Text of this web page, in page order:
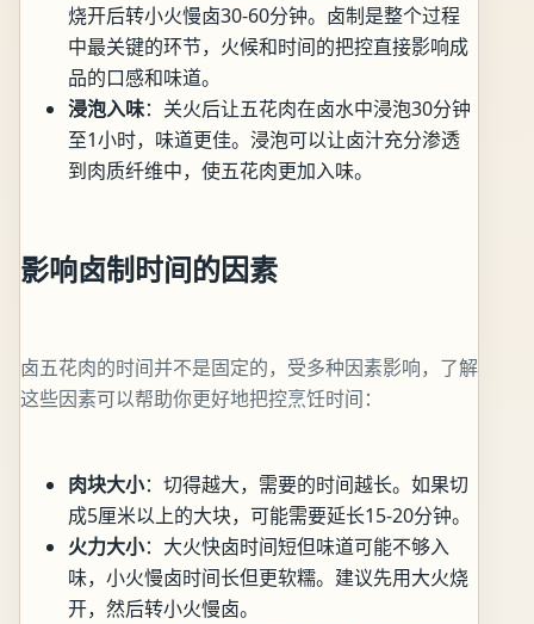
烧开后转小火慢卤30-60分钟。卤制是整个过程
中最关键的环节，火候和时间的把控直接影响成
品的口感和味道。
浸泡入味：关火后让五花肉在卤水中浸泡30分钟
至1小时，味道更佳。浸泡可以让卤汁充分渗透
到肉质纤维中，使五花肉更加入味。
影响卤制时间的因素
卤五花肉的时间并不是固定的，受多种因素影响，了解
这些因素可以帮助你更好地把控烹饪时间：
肉块大小：切得越大，需要的时间越长。如果切
成5厘米以上的大块，可能需要延长15-20分钟。
火力大小：大火快卤时间短但味道可能不够入
味，小火慢卤时间长但更软糯。建议先用大火烧
开，然后转小火慢卤。